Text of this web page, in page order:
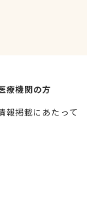
療機関の方
報掲載にあたって